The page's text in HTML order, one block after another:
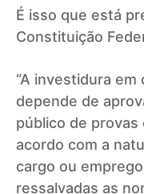
É isso que está
Constituição
“A investidura
depende de
público de
acordo com a
cargo ou
ressalvadas as